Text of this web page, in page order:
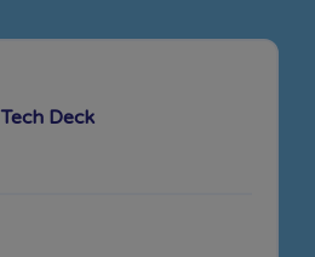
Tech Deck